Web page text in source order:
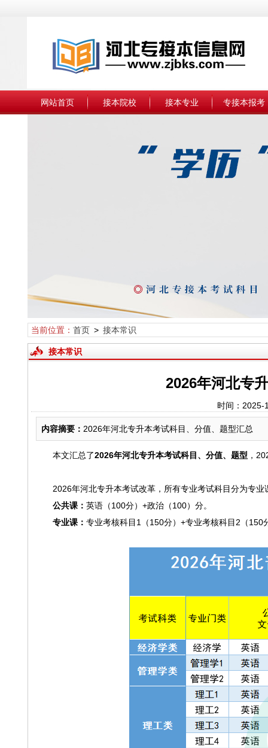
网站首页 接本院校 接本专业 专接本报考
当前位置： 首页> 接本常识
接本常识
2026年河北专
时间：
内容摘要： 2026年河北专升本考试科目、分值、题型汇总
本文汇总了2026年河北专升本考试科目、分值、题型 ，
2026年河北专升本考试改革，所有专业考试科目分为专业
公共课： 英语（100分）+政治（100）分。
专业课： 专业考核科目1（150分）+专业考核科目2（150